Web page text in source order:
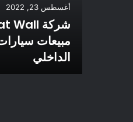
أغسطس 23, 2022
مبيعات
الداخلي